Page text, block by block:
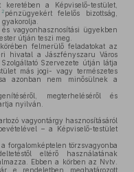
a Képviselő-testület,
2 pénzügyekért felelős bizottság,
vagyonhasznosítási ügyekben
útján teszi meg.
felmerülő feladatokat az
hivatal a Jászfényszaru Város
Szervezete útján látja
más jogi- vagy természetes
azonban nem minősülnek a
megterheléséről és
nyilván.
vagyontárgy hasznosításáról
– a Képviselő-testület
forgalomképtelen törzsvagyonba
eltérő használatának
Ebben a körben az Nvtv.
e rendeletben meghatározott